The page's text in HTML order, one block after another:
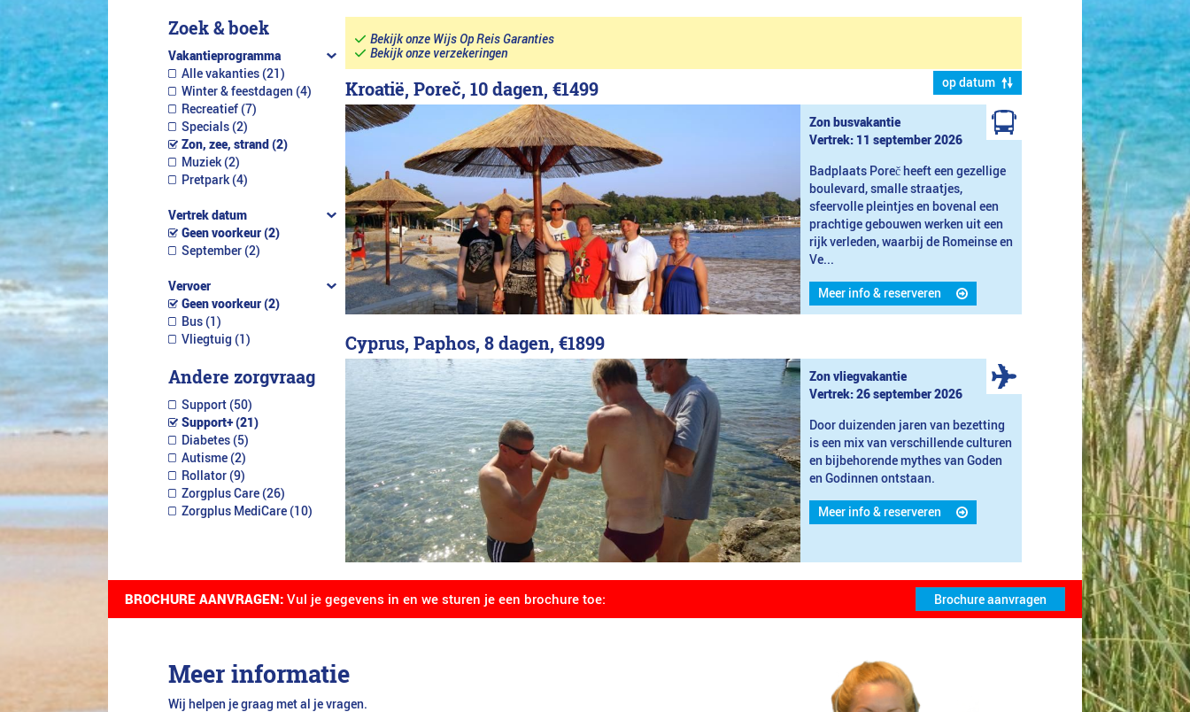
Zoek & boek
Vakantieprogramma
Alle vakanties (21)
Winter & feestdagen (4)
Recreatief (7)
Specials (2)
Zon, zee, strand (2)
Muziek (2)
Pretpark (4)
Vertrek datum
Geen voorkeur (2)
September (2)
Vervoer
Geen voorkeur (2)
Bus (1)
Vliegtuig (1)
Andere zorgvraag
Support (50)
Support+ (21)
Diabetes (5)
Autisme (2)
Rollator (9)
Zorgplus Care (26)
Zorgplus MediCare (10)
Bekijk onze Wijs Op Reis Garanties
Bekijk onze verzekeringen
op datum
Kroatië, Poreč, 10 dagen, €1499
Zon busvakantie
Vertrek: 11 september 2026
Badplaats Poreč heeft een gezellige
boulevard, smalle straatjes,
sfeervolle pleintjes en bovenal een
prachtige gebouwen werken uit een
rijk verleden, waarbij de Romeinse en
Ve...
Meer info & reserveren
Cyprus, Paphos, 8 dagen, €1899
Zon vliegvakantie
Vertrek: 26 september 2026
Door duizenden jaren van bezetting
is een mix van verschillende culturen
en bijbehorende mythes van Goden
en Godinnen ontstaan.
Meer info & reserveren
BROCHURE AANVRAGEN: Vul je gegevens in en we sturen je een brochure toe:
Meer informatie
Wij helpen je graag met al je vragen.